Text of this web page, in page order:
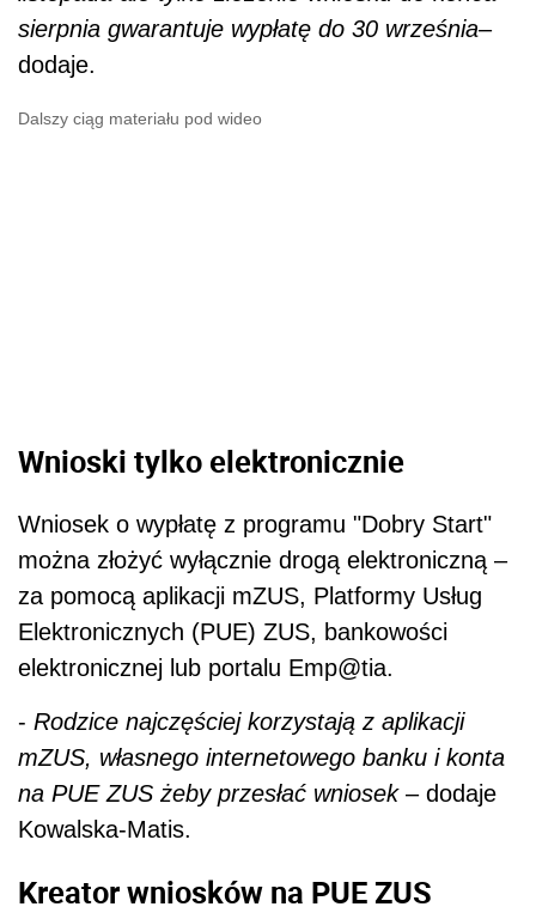
sierpnia gwarantuje wypłatę do 30 września–
dodaje.
Dalszy ciąg materiału pod wideo
Wnioski tylko elektronicznie
Wniosek o wypłatę z programu "Dobry Start"
można złożyć wyłącznie drogą elektroniczną –
za pomocą aplikacji mZUS, Platformy Usług
Elektronicznych (PUE) ZUS, bankowości
elektronicznej lub portalu Emp@tia.
- Rodzice najczęściej korzystają z aplikacji
mZUS, własnego internetowego banku i konta
na PUE ZUS żeby przesłać wniosek– dodaje
Kowalska-Matis.
Kreator wniosków na PUE ZUS